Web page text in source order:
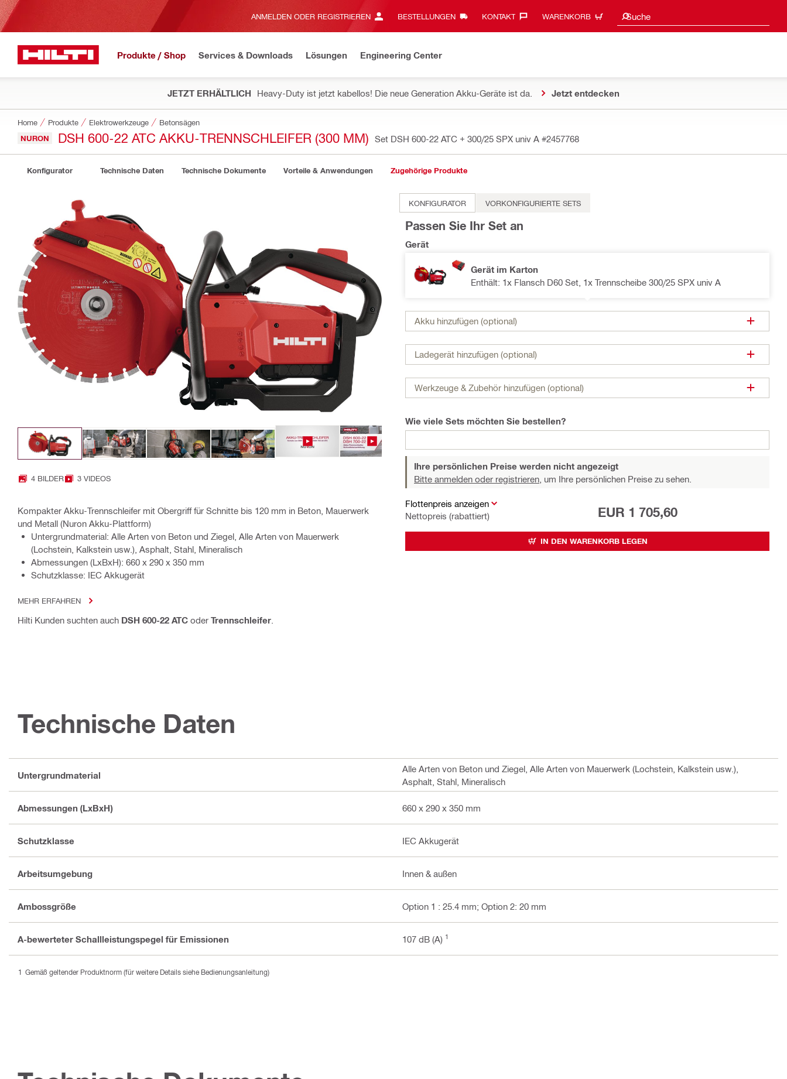
ANMELDEN ODER REGISTRIEREN BESTELLUNGEN KONTAKT‎ WARENKORB Suche
Suchvorschläge
Produkte / Shop Services & Downloads Lösungen Engineering Center
JETZT ERHÄLTLICH Heavy-Duty ist jetzt kabellos! Die neue Generation Akku-Geräte ist da. Jetzt entdecken
Home Produkte Elektrowerkzeuge Betonsägen
NURON DSH 600-22 ATC AKKU-TRENNSCHLEIFER (300 MM) Set DSH 600-22 ATC + 300/25 SPX univ A #2457768
Konfigurator Technische Daten Technische Dokumente Vorteile & Anwendungen Zugehörige Produkte
4 BILDER 3 VIDEOS
Kompakter Akku-Trennschleifer mit Obergriff für Schnitte bis 120 mm in Beton, Mauerwerk
und Metall (Nuron Akku-Plattform)
Untergrundmaterial: Alle Arten von Beton und Ziegel, Alle Arten von Mauerwerk
(Lochstein, Kalkstein usw.), Asphalt, Stahl, Mineralisch
Abmessungen (LxBxH): 660 x 290 x 350 mm
Schutzklasse: IEC Akkugerät
MEHR ERFAHREN
Hilti Kunden suchten auch DSH 600-22 ATC oder Trennschleifer
KONFIGURATOR VORKONFIGURIERTE SETS
Passen Sie Ihr Set an
Gerät
Gerät im Karton
Enthält: 1x Flansch D60 Set, 1x Trennscheibe 300/25 SPX univ A
Akku hinzufügen (optional)
Ladegerät hinzufügen (optional)
Werkzeuge & Zubehör hinzufügen (optional)
Wie viele Sets möchten Sie bestellen?
Ihre persönlichen Preise werden nicht angezeigt
Bitte anmelden oder registrieren, um Ihre persönlichen Preise zu sehen.
Flottenpreis anzeigen
Nettopreis (rabattiert)
EUR 1 705,60
IN DEN WARENKORB LEGEN
Technische Daten
Untergrundmaterial
Alle Arten von Beton und Ziegel, Alle Arten von Mauerwerk (Lochstein, Kalkstein usw.),
Asphalt, Stahl, Mineralisch
Abmessungen (LxBxH) 660 x 290 x 350 mm
Schutzklasse IEC Akkugerät
Arbeitsumgebung Innen & außen
Ambossgröße Option 1 : 25.4 mm; Option 2: 20 mm
A-bewerteter Schallleistungspegel für Emissionen 107 dB (A) 1
Gemäß geltender Produktnorm (für weitere Details siehe Bedienungsanleitung)